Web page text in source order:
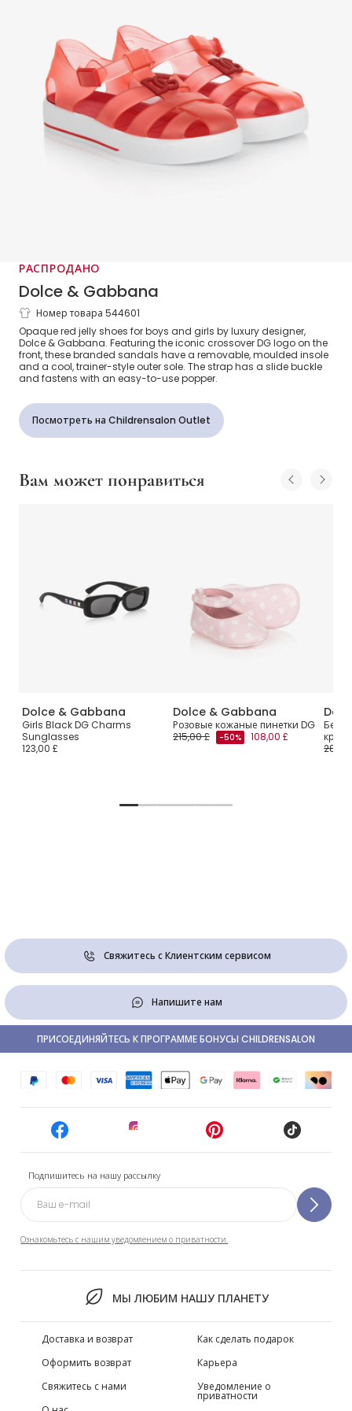
РАСПРОДАНО
Dolce & Gabbana
Red DG Jelly Shoes
Номер товара 544601
Opaque red jelly shoes for boys and girls by luxury designer,
Dolce & Gabbana. Featuring the iconic crossover DG logo on the
front, these branded sandals have a removable, moulded insole
and a cool, trainer-style outer sole. The strap has a slide buckle
and fastens with an easy-to-use popper.
Посмотреть на Childrensalon Outlet
Вам может понравиться
Dolce & Gabbana
Girls Black DG Charms
Sunglasses
123,00 £
Dolce & Gabbana
Розовые кожаные пинетки DG
215,00 £
-50% 108,00 £
Свяжитесь с Клиентским сервисом
Напишите нам
Подпишитесь на нашу рассылку
Ознакомьтесь с нашим уведомлением о приватности.
МЫ ЛЮБИМ НАШУ ПЛАНЕТУ
ПРИСОЕДИНЯЙТЕСЬ К ПРОГРАММЕ БОНУСЫ CHILDRENSALON
Доставка и возврат
Оформить возврат
Свяжитесь с нами
Как сделать подарок
Карьера
Уведомление о
приватности